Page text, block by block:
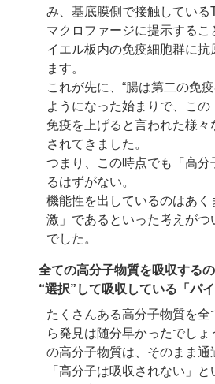
み、 基底膜側で接触している
マクロファージに提示するこ
イエル板内の免疫細胞群に抗
ます。
これが先に、“腸は第二の免
ようになった始まりで、
この
免疫を上げると言われた様々
されてきました。
つまり、この時点でも「高分
るはずがない。
機能性を出しているのはあく
激」であるといった考えがつ
でした。
全ての高分子物質を吸収する
“選択”して吸収している「パイ
たくさんある高分子物質を全
ら発見は随分早かったでしょ
の高分子物質は、そのまま通
「高分子は吸収されない」と